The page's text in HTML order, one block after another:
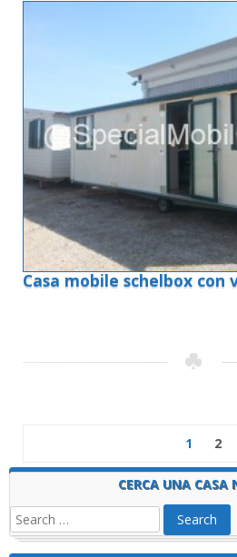
Casa mobile schelbox con
1 2
CERCA UNA CASA